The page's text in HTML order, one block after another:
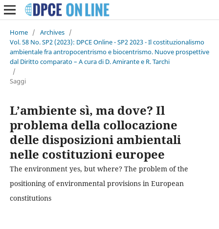
Home / Archives /
Vol. 58 No. SP2 (2023): DPCE Online - SP2 2023 - Il costituzionalismo
ambientale fra antropocentrismo e biocentrismo. Nuove prospettive
dal Diritto comparato – A cura di D. Amirante e R. Tarchi
/
Saggi
L’ambiente sì, ma dove? Il
problema della collocazione
delle disposizioni ambientali
nelle costituzioni europee
The environment yes, but where? The problem of the
positioning of environmental provisions in European
constitutions